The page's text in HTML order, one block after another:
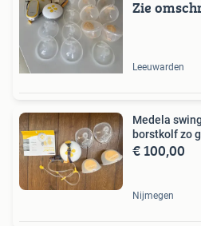
Zie
Leeuwarden
Medela
borstkolf zo
€ 100,00
Nijmegen